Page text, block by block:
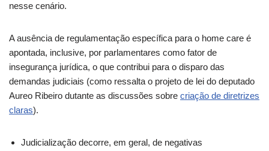
nesse cenário.
A ausência de regulamentação específica para o home care é
apontada, inclusive, por parlamentares como fator de
insegurança jurídica, o que contribui para o disparo das
demandas judiciais (como ressalta o projeto de lei do deputado
Aureo Ribeiro dutante as discussões sobre criação de diretrizes
claras).
Judicialização decorre, em geral, de negativas